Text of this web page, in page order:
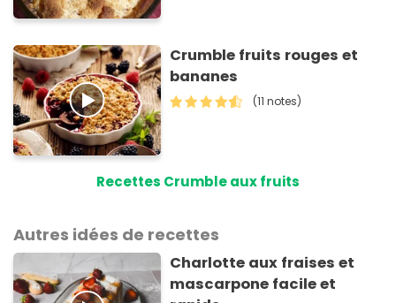
Crumble fruits rouges et
bananes
(11 notes)
Recettes Crumble aux fruits
Autres idées de recettes
Charlotte aux fraises et
mascarpone facile et